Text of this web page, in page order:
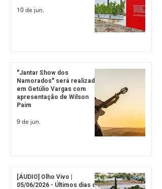
10 de jun.
"Jantar Show dos
Namorados" será realizado
em Getúlio Vargas com
apresentação de Wilson
Paim
9 de jun.
[ÁUDIO] Olho Vivo |
05/06/2026 - Últimos dias de